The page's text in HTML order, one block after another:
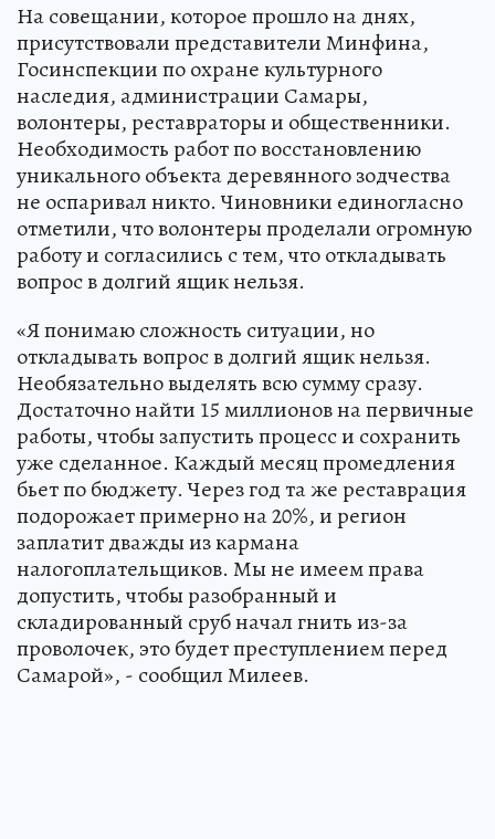
На совещании, которое прошло на днях,
присутствовали представители Минфина,
Госинспекции по охране культурного
наследия, администрации Самары,
волонтеры, реставраторы и общественники.
Необходимость работ по восстановлению
уникального объекта деревянного зодчества
не оспаривал никто. Чиновники единогласно
отметили, что волонтеры проделали огромную
работу и согласились с тем, что откладывать
вопрос в долгий ящик нельзя.
«Я понимаю сложность ситуации, но
откладывать вопрос в долгий ящик нельзя.
Необязательно выделять всю сумму сразу.
Достаточно найти 15 миллионов на первичные
работы, чтобы запустить процесс и сохранить
уже сделанное. Каждый месяц промедления
бьет по бюджету. Через год та же реставрация
подорожает примерно на 20%, и регион
заплатит дважды из кармана
налогоплательщиков. Мы не имеем права
допустить, чтобы разобранный и
складированный сруб начал гнить из-за
проволочек, это будет преступлением перед
Самарой», - сообщил Милеев.